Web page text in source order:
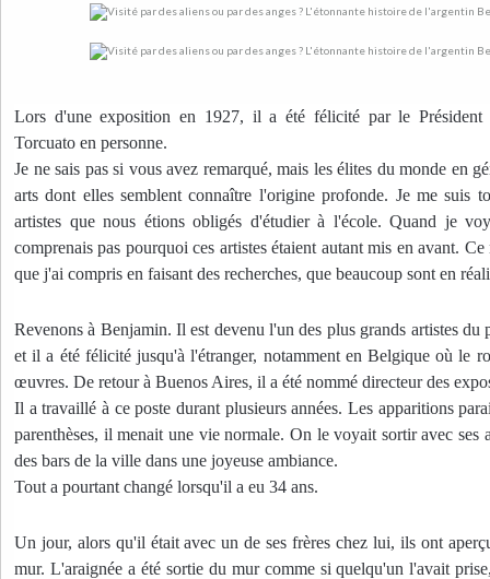
Lors d'une exposition en 1927, il a été félicité par le Président
Torcuato en personne.
Je ne sais pas si vous avez remarqué, mais les élites du monde en
arts dont elles semblent connaître l'origine profonde. Je me suis
artistes que nous étions obligés d'étudier à l'école. Quand je
comprenais pas pourquoi ces artistes étaient autant mis en avant.
que j'ai compris en faisant des recherches, que beaucoup sont en
Revenons à Benjamin. Il est devenu l'un des plus grands artistes du
et il a été félicité jusqu'à l'étranger, notamment en Belgique où le
œuvres. De retour à Buenos Aires, il a été nommé directeur des
Il a travaillé à ce poste durant plusieurs années. Les apparitions
parenthèses, il menait une vie normale. On le voyait sortir avec ses
des bars de la ville dans une joyeuse ambiance.
Tout a pourtant changé lorsqu'il a eu 34 ans.
Un jour, alors qu'il était avec un de ses frères chez lui, ils ont
mur. L'araignée a été sortie du mur comme si quelqu'un l'avait